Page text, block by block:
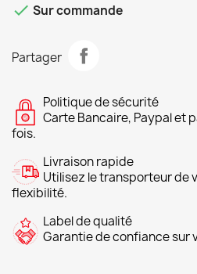
 Sur commande
Partager
Politique de sécurité
Carte Bancaire, Paypal et
fois.
Livraison rapide
Utilisez le transporteur de
flexibilité.
Label de qualité
Garantie de confiance sur